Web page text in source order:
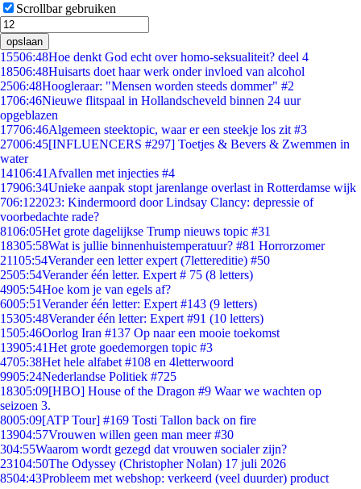
Scrollbar gebruiken
opslaan
15506:48Hoe denkt God echt over homo-seksualiteit? deel 4
18506:48Huisarts doet haar werk onder invloed van alcohol
2506:48Hoogleraar: "Mensen worden steeds dommer" #2
1706:46Nieuwe flitspaal in Hollandscheveld binnen 24 uur
opgeblazen
17706:46Algemeen steektopic, waar er een steekje los zit #3
27006:45[INFLUENCERS #297] Toetjes & Bevers & Zwemmen in
water
14106:41 Afvallen met injecties #4
17906:34Unieke aanpak stopt jarenlange overlast in Rotterdamse wijk
706:122023: Kindermoord door Lindsay Clancy: depressie of
voorbedachte rade?
8106:05Het grote dagelijkse Trump nieuws topic #31
18305:58Wat is jullie binnenhuistemperatuur? #81 Horrorzomer
21105:54Verander een letter expert (7lettereditie) #50
2505:54Verander één letter. Expert # 75 (8 letters)
4905:54Hoe kom je van egels af?
6005:51Verander één letter: Expert #143 (9 letters)
15305:48Verander één letter: Expert #91 (10 letters)
1505:46Oorlog Iran #137 Op naar een mooie toekomst
13905:41Het grote goedemorgen topic #3
4705:38Het hele alfabet #108 en 4letterwoord
9905:24Nederlandse Politiek #725
18305:09[HBO] House of the Dragon #9 Waar we wachten op
seizoen 3.
8005:09[ATP Tour] #169 Tosti Tallon back on fire
13904:57Vrouwen willen geen man meer #30
304:55Waarom wordt gezegd dat vrouwen socialer zijn?
23104:50The Odyssey (Christopher Nolan) 17 juli 2026
8504:43Probleem met webshop: verkeerd (veel duurder) product